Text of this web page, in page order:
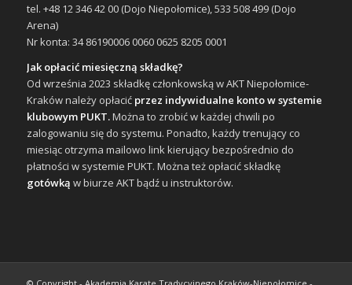
tel. +48 12 346 42 00 (Dojo Niepołomice), 533 508 499 (Dojo
Arena)
Nr konta: 34 86190006 0060 0625 8205 0001
Jak opłacić miesięczną składkę?
Od września 2023 składkę członkowską w AKT Niepołomice-
Kraków należy opłacić przez indywidualne konto w systemie
klubowym PUKT.Można to zrobić w każdej chwili po
zalogowaniu się do systemu. Ponadto, każdy trenujący co
miesiąc otrzyma mailowo link kierujący bezpośrednio do
płatności w systemie PUKT. Można też opłacić składkę
gotówką w biurze AKT bądź u instruktorów.